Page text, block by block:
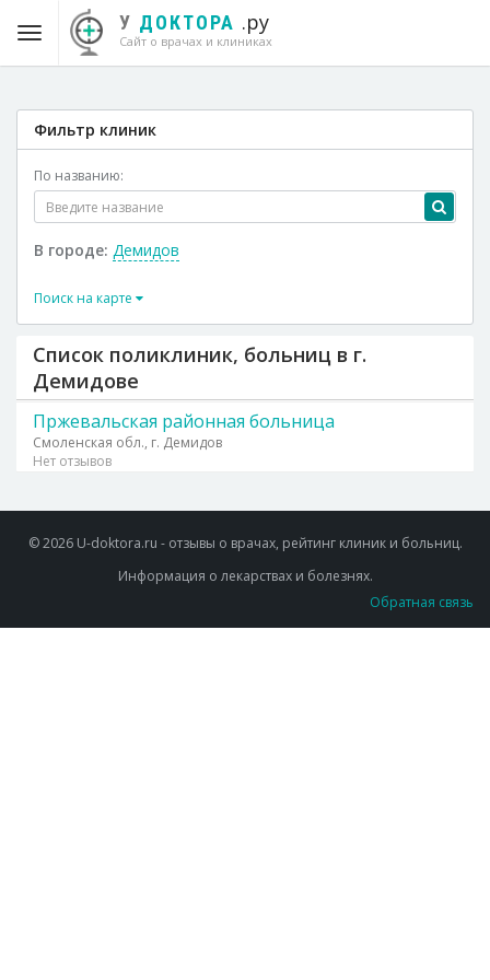
У ДОКТОРА .ру
Сайт о врачах и клиниках
Фильтр клиник
По названию:
В городе: Демидов
Поиск на карте
Список поликлиник, больниц в г.
Демидове
Пржевальская районная больница
Смоленская обл., г. Демидов
Нет отзывов
© 2026 U-doktora.ru - отзывы о врачах, рейтинг клиник и больниц.
Информация о лекарствах и болезнях.
Обратная связь